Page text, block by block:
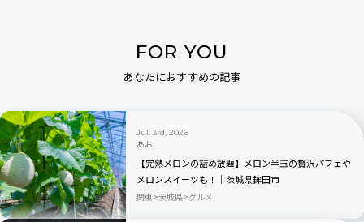
FOR YOU
あなたにおすすめの記事
Jul. 3rd, 2026
あお
【完熟メロンの詰め放題】メロン半玉の贅沢パフェや
メロンスイーツも！｜茨城県鉾田市
関東 茨城県 グルメ